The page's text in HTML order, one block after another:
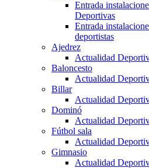
Entrada
Deportivas
Entrada
deportistas
Ajedrez
Actualidad
Baloncesto
Actualidad
Billar
Actualidad
Dominó
Actualidad
Fútbol sala
Actualidad
Gimnasio
Actualidad